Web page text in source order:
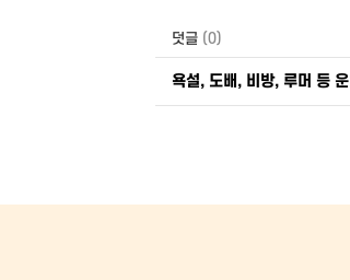
덧글 (0)
욕설, 도배, 비방, 루머 등